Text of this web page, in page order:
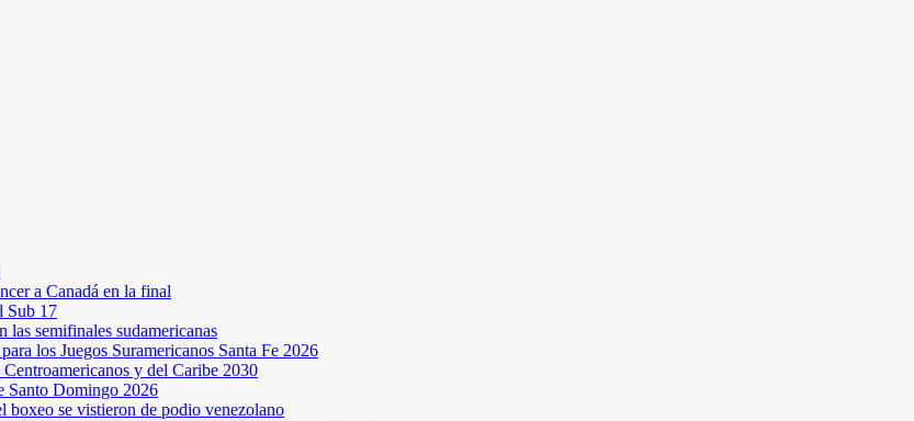
a Canadá en la final
Sub 17
las semifinales sudamericanas
los Juegos Suramericanos Santa Fe 2026
y del Caribe 2030
Santo Domingo 2026
boxeo se vistieron de podio venezolano